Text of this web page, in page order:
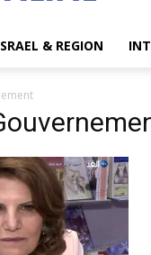
& REGION